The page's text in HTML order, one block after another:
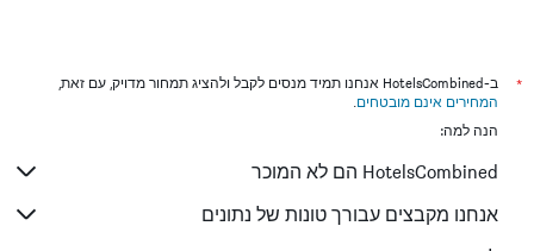
מלונות בניו יורק
מלונות בבנגקוק
מלונות בבוקרשט
מלונות בפאפוס
*
ב-HotelsCombined אנחנו תמיד מנסים לקבל ולהציג תמחור מדויק, עם זאת,
המחירים אינם מובטחים.
הנה למה:
HotelsCombined הם לא המוכר
אנחנו מקבצים עבורך טונות של נתונים